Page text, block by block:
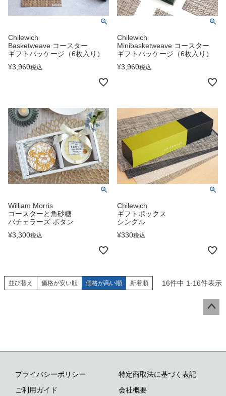
Chilewich
Basketweave コースター
ギフトパッケージ（6枚入り）
¥3,960税込
Chilewich
Minibasketweave コースター
ギフトパッケージ（6枚入り）
¥3,960税込
William Morris
コースターと角砂糖
バチェラーズ ボタン
¥3,300税込
Chilewich
ギフトボックス
シングル
¥330税込
並び替え 価格が安い順 価格が高い順 新着順 16件中 1-16件表示
へ
プライバシーポリシー
特定商取法に基づく表記
ご利用ガイド
会社概要